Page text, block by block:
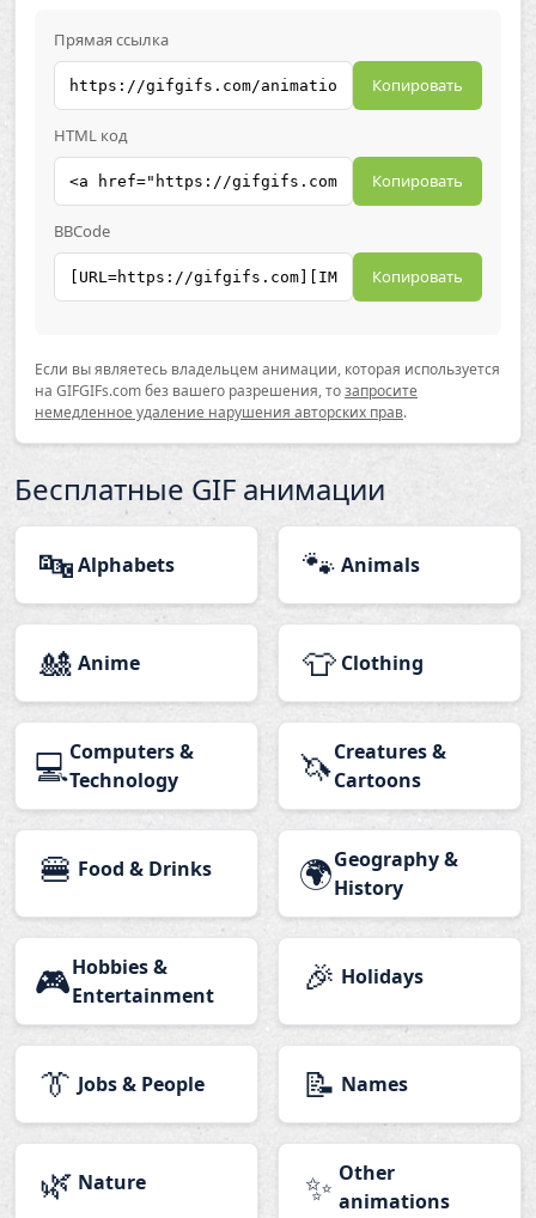
Прямая ссылка
Копировать
HTML код
Копировать
BBCode
Копировать
Если вы являетесь владельцем анимации, которая используется
на GIFGIFs.com без вашего разрешения, тозапросите
немедленное удаление нарушения авторских прав.
Бесплатные GIF анимации
🔤Alphabets 🐾 Animals
🎎 Anime 👕 Clothing
💻Computers &
Technology
🦄Creatures &
Cartoons
🍔 Food & Drinks 🌍Geography &
History
🎮Hobbies &
Entertainment
🎉 Holidays
👔 Jobs & People 📝 Names
🌿 Nature ✨ Other
animations